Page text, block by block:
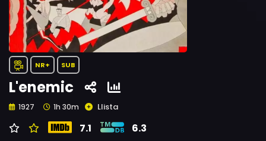
NR+ SUB
L'enemic
1927 1h 30m Llista
7.1 6.3